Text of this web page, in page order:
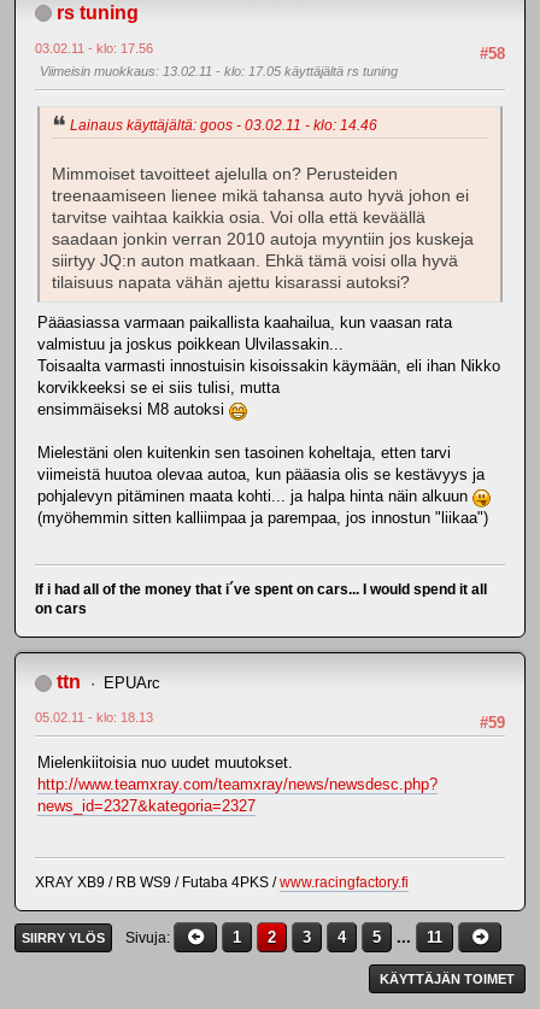
rs tuning
#58
03.02.11 - klo: 17.56
Viimeisin muokkaus: 13.02.11 - klo: 17.05 käyttäjältä rs tuning
Lainaus käyttäjältä: goos - 03.02.11 - klo: 14.46
Mimmoiset tavoitteet ajelulla on? Perusteiden
treenaamiseen lienee mikä tahansa auto hyvä johon ei
tarvitse vaihtaa kaikkia osia. Voi olla että keväällä
saadaan jonkin verran 2010 autoja myyntiin jos kuskeja
siirtyy JQ:n auton matkaan. Ehkä tämä voisi olla hyvä
tilaisuus napata vähän ajettu kisarassi autoksi?
Pääasiassa varmaan paikallista kaahailua, kun vaasan rata
valmistuu ja joskus poikkean Ulvilassakin...
Toisaalta varmasti innostuisin kisoissakin käymään, eli ihan Nikko
korvikkeeksi se ei siis tulisi, mutta
ensimmäiseksi M8 autoksi
Mielestäni olen kuitenkin sen tasoinen koheltaja, etten tarvi
viimeistä huutoa olevaa autoa, kun pääasia olis se kestävyys ja
pohjalevyn pitäminen maata kohti... ja halpa hinta näin alkuun
(myöhemmin sitten kalliimpaa ja parempaa, jos innostun "liikaa")
If i had all of the money that i´ve spent on cars... I would spend it all
on cars
ttn EPUArc
#59
05.02.11 - klo: 18.13
Mielenkiitoisia nuo uudet muutokset.
http://www.teamxray.com/teamxray/news/newsdesc.php?
news_id=2327&kategoria=2327
XRAY XB9 / RB WS9 / Futaba 4PKS /www.racingfactory.fi
SIIRRY YLÖS Sivuja 1 2 3 4 5 ... 11
KÄYTTÄJÄN TOIMET